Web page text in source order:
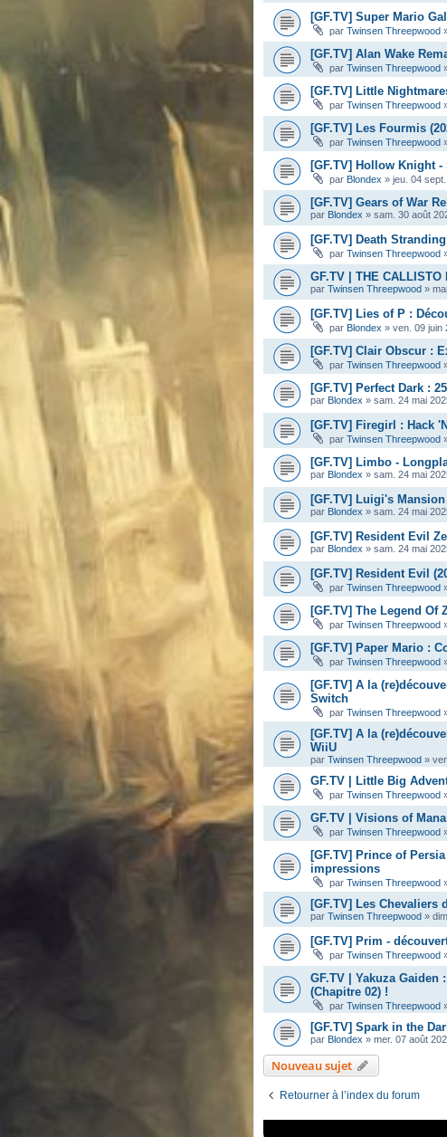
[GF.TV] Super Mario
par Twinsen Threepwood
[GF.TV] Alan Wake
par Twinsen Threepwood
[GF.TV] Little
par Twinsen Threepwood
[GF.TV] Les Fourmis
par Twinsen Threepwood
[GF.TV] Hollow Knight
par Blondex » jeu. 04
[GF.TV] Gears of War
par Blondex » sam. 30 août
[GF.TV] Death
par Twinsen Threepwood
GF.TV | THE CALLISTO
par Twinsen Threepwood »
[GF.TV] Lies of P :
par Blondex » ven. 09 juin
[GF.TV] Clair Obscur :
par Twinsen Threepwood
[GF.TV] Perfect Dark :
par Blondex » sam. 24 mai
[GF.TV] Firegirl : Hack
par Twinsen Threepwood
[GF.TV] Limbo -
par Blondex » sam. 24 mai
[GF.TV] Luigi's Mansion
par Blondex » sam. 24 mai
[GF.TV] Resident Evil
par Blondex » sam. 24 mai
[GF.TV] Resident Evil
par Twinsen Threepwood
[GF.TV] The Legend Of
par Twinsen Threepwood
[GF.TV] Paper Mario :
par Twinsen Threepwood
[GF.TV] A la
Switch
par Twinsen Threepwood
[GF.TV] A la
WiiU
par Twinsen Threepwood »
GF.TV | Little Big
par Twinsen Threepwood
GF.TV | Visions of Mana
par Twinsen Threepwood
[GF.TV] Prince of
impressions
par Twinsen Threepwood
[GF.TV] Les Chevaliers
par Twinsen Threepwood »
[GF.TV] Prim -
par Twinsen Threepwood
GF.TV | Yakuza Gaiden
(Chapitre 02) !
par Twinsen Threepwood
[GF.TV] Spark in the
par Blondex » mer. 07 août
Nouveau sujet
Retourner à l’index du forum